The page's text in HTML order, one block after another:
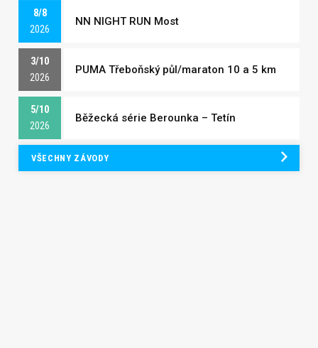
8/8
2026
NN NIGHT RUN Most
3/10
2026
PUMA Třeboňský půl/maraton 10 a 5 km
5/10
2026
Běžecká série Berounka – Tetín
VŠECHNY ZÁVODY